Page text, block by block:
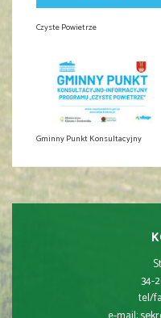
Czyste Powietrze
Gminny Punkt Konsultacyjny
34-
tel/